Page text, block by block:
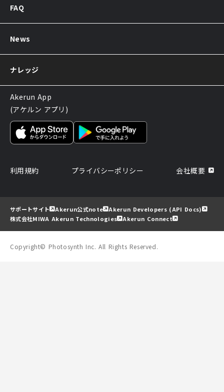
Akerunお見積り依頼
販売パートナー制度
導入後のよくある質問
FAQ
News
ナレッジ
Akerun App
(アケルン アプリ)
利用規約 プライバシーポリシー 会社概要
サポートサイト Akerun公式note
Akerun Developers (API Docs)
株式会社MIWA Akerun Technologies
Akerun Connect
Copyright© Photosynth Inc. All Rights Reserved.